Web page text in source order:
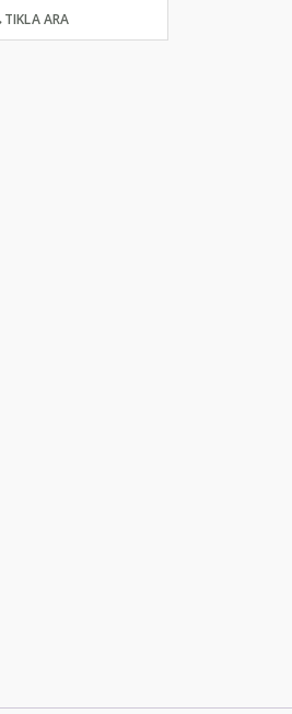
TIKLA ARA